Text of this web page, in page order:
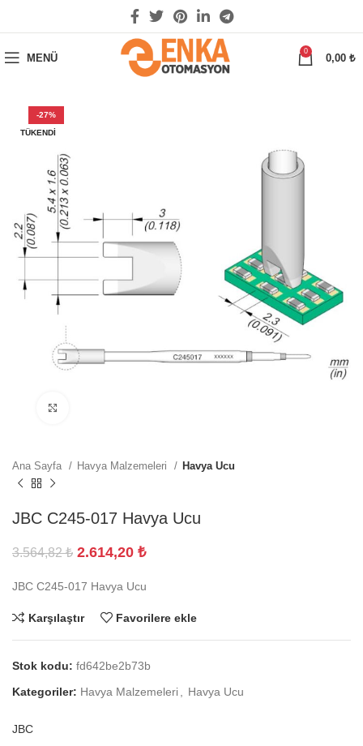
MENÜ
0
0,00 ₺
-27%
TÜKENDI
Ana Sayfa Havya Malzemeleri Havya Ucu
JBC C245-017 Havya Ucu
3.564,82₺ 2.614,20 ₺
JBC C245-017 Havya Ucu
Karşılaştır Favorilere ekle
Stok kodu: fd642be2b73b
Kategoriler: Havya Malzemeleri Havya Ucu
JBC